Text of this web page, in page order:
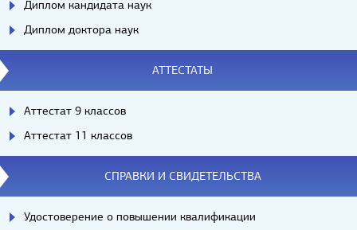
Диплом кандидата наук
Диплом доктора наук
АТТЕСТАТЫ
Аттестат 9 классов
Аттестат 11 классов
СПРАВКИ И СВИДЕТЕЛЬСТВА
Удостоверение о повышении квалификации